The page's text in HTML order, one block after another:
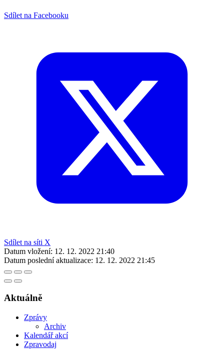
Sdílet na Facebooku
Sdílet na síti X
Datum vložení: 12. 12. 2022 21:40
Datum poslední aktualizace: 12. 12. 2022 21:45
Aktuálně
Zprávy
Archiv
Kalendář akcí
Zpravodaj